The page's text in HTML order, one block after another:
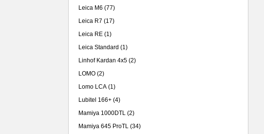
Leica M6 (77)
Leica R7 (17)
Leica RE (1)
Leica Standard (1)
Linhof Kardan 4x5 (2)
LOMO (2)
Lomo LCA (1)
Lubitel 166+ (4)
Mamiya 1000DTL (2)
Mamiya 645 ProTL (34)